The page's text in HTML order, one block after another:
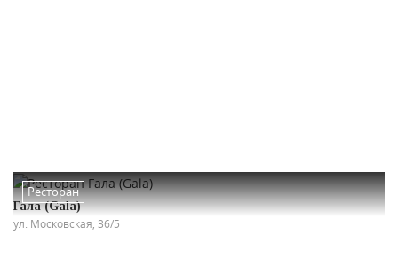
Ресторан
Гала (Gala)
ул. Московская, 36/5